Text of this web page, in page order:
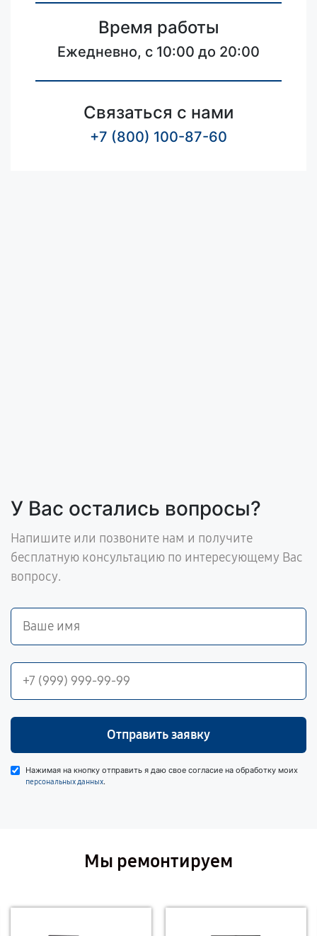
Время работы
Ежедневно, с 10:00 до 20:00
Связаться с нами
+7 (800) 100-87-60
У Вас остались вопросы?
Напишите или позвоните нам и получите
бесплатную консультацию по интересующему Вас
вопросу.
Отправить заявку
Нажимая на кнопку отправить я даю свое согласие на обработку моих
персональных данных.
Мы ремонтируем